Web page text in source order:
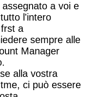
a voi e
l'intero
a
sempre alle
Manager
alla vostra
ci può essere